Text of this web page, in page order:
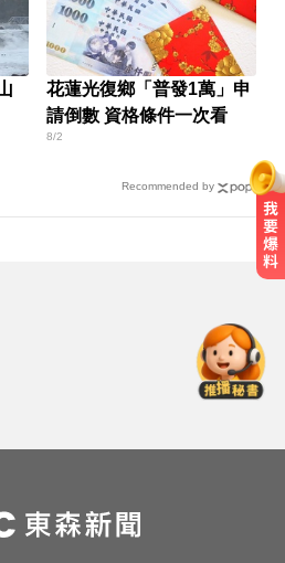
花蓮光復鄉「普發1萬」申
請倒數 資格條件一次看
8/2
Recommended by
錯的？醫師曝「喝水
灌恐水中毒